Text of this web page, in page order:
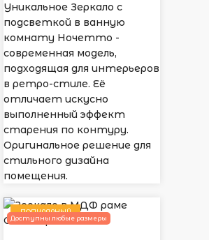
Уникальное Зеркало с
подсветкой в ванную
комнату Ночетто -
современная модель,
подходящая для интерьеров
в ретро-стиле. Её
отличает искусно
выполненный эффект
старения по контуру.
Оригинальное решение для
стильного дизайна
помещения.
ПОПУЛЯРНЫЙ
Доступны любые размеры